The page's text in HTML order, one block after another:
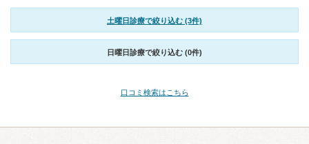
土曜日診療で絞り込む (3件)
日曜日診療で絞り込む (0件)
口コミ検索はこちら